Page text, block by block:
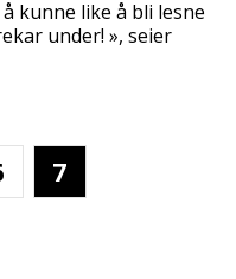
kunne like å bli lesne
under! », seier
7